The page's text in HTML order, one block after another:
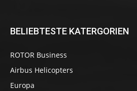
BELIEBTESTE KATERGORIEN
ROTOR Business
Airbus Helicopters
Europa